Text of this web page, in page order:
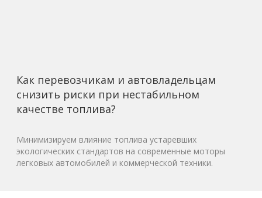
Как перевозчикам и автовладельцам
снизить риски при нестабильном
качестве топлива?
Минимизируем влияние топлива устаревших
экологических стандартов на современные моторы
легковых автомобилей и коммерческой техники.